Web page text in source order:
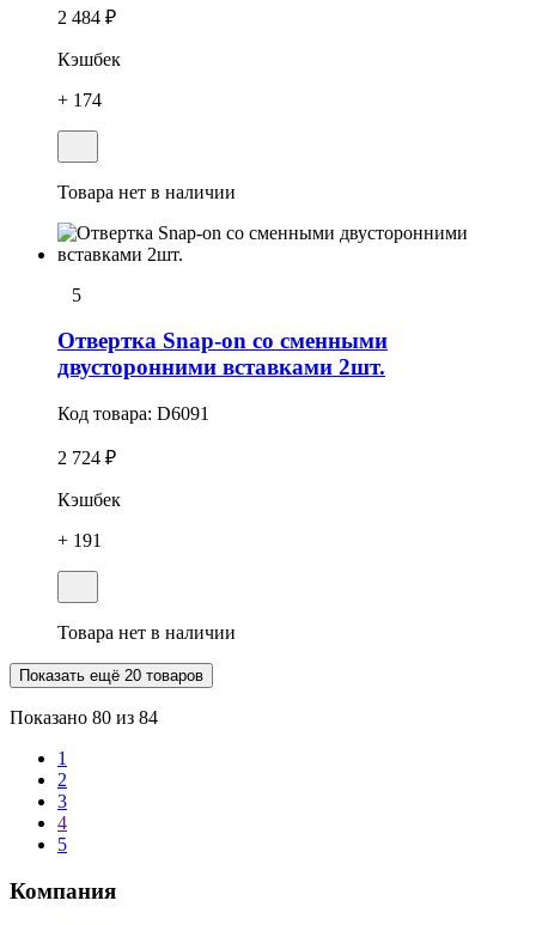
2 484 ₽
Кэшбек
+ 174
Товара нет в наличии
5
Отвертка Snap-on со сменными
двусторонними вставками 2шт.
Код товара: D6091
2 724 ₽
Кэшбек
+ 191
Товара нет в наличии
Показать ещё 20 товаров
Показано 80 из 84
1
2
3
4
5
Компания